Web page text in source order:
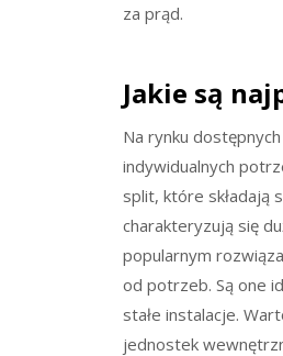
za prąd.
Jakie są
Na rynku
indywidualnych
split, które
charakteryzują się
popularnym
od potrzeb. Są one
stałe instalacje.
jednostek